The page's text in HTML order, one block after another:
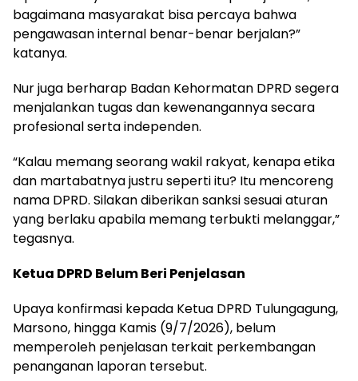
bagaimana masyarakat bisa percaya bahwa
pengawasan internal benar-benar berjalan?”
katanya.
Nur juga berharap Badan Kehormatan DPRD segera
menjalankan tugas dan kewenangannya secara
profesional serta independen.
“Kalau memang seorang wakil rakyat, kenapa etika
dan martabatnya justru seperti itu? Itu mencoreng
nama DPRD. Silakan diberikan sanksi sesuai aturan
yang berlaku apabila memang terbukti melanggar,”
tegasnya.
Ketua DPRD Belum Beri Penjelasan
Upaya konfirmasi kepada Ketua DPRD Tulungagung,
Marsono, hingga Kamis (9/7/2026), belum
memperoleh penjelasan terkait perkembangan
penanganan laporan tersebut.